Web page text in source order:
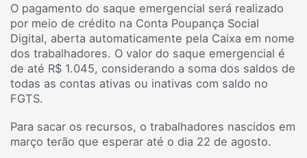
O pagamento do saque emergencial será realizado
por meio de crédito na Conta Poupança Social
Digital, aberta automaticamente pela Caixa em nome
dos trabalhadores. O valor do saque emergencial é
de até R$ 1.045, considerando a soma dos saldos de
todas as contas ativas ou inativas com saldo no
FGTS.
Para sacar os recursos, o trabalhadores nascidos em
março terão que esperar até o dia 22 de agosto.